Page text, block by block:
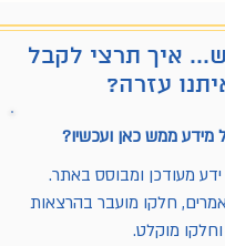
איך תרצי לקבל
עזרה?
מידע ממש כאן ועכשיו?
מעודכן ומבוסס באתר.
חלקו מועבר בהרצאות
וחלקו מוקלט.